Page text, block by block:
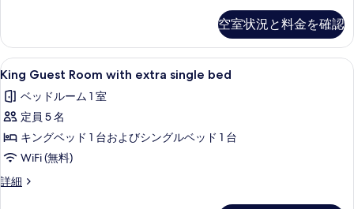
す
る
写
真
を
表
示
す
る
詳
細
空室状況と料金を確認
King
Guest
Room
with
extra
single
bed
の
King Guest Room with extra single
20
King Guest Room with extra single bed
ベッドルーム 1 室
定員 5 名
キングベッド 1 台およびシングルベッド 1 台
WiFi (無料)
詳細
King